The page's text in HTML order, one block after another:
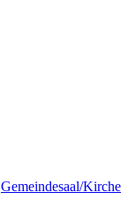
Gemeindesaal/Kirche